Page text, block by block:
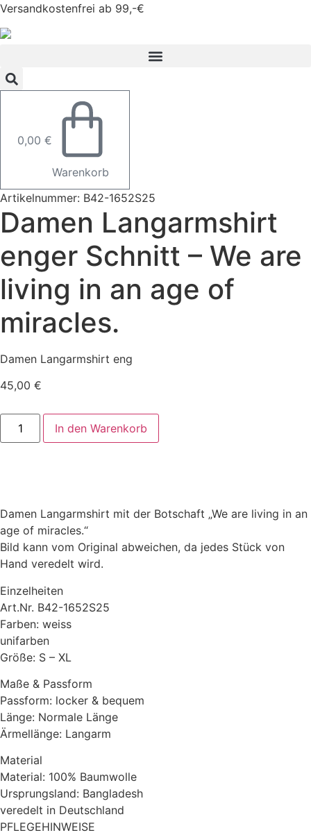
Zum
Inhalt
springen
Versandkostenfrei ab 99,-€
0,00 €
Warenkorb
Artikelnummer: B42-1652S25
Damen Langarmshirt
enger Schnitt – We are
living in an age of
miracles.
Damen Langarmshirt eng
45,00 €
Damen
Langarmshirt
enger
in
an
age
of
miracles.
Menge
In den Warenkorb
Damen Langarmshirt mit der Botschaft „We are living in an
age of miracles.“
Bild kann vom Original abweichen, da jedes Stück von
Hand veredelt wird.
Einzelheiten
Art.Nr. B42-1652S25
Farben: weiss
unifarben
Größe: S – XL
Maße & Passform
Passform: locker & bequem
Länge: Normale Länge
Ärmellänge: Langarm
Material
Material: 100% Baumwolle
Ursprungsland: Bangladesh
veredelt in Deutschland
PFLEGEHINWEISE